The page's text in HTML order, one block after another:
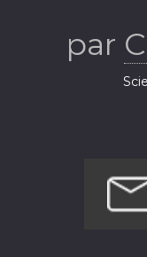
par